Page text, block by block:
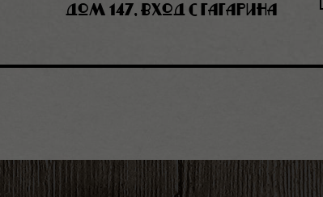
дом 147, вход с Гагарина